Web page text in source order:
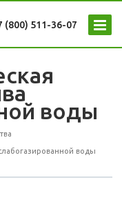
(800) 511-36-07
воды
воды